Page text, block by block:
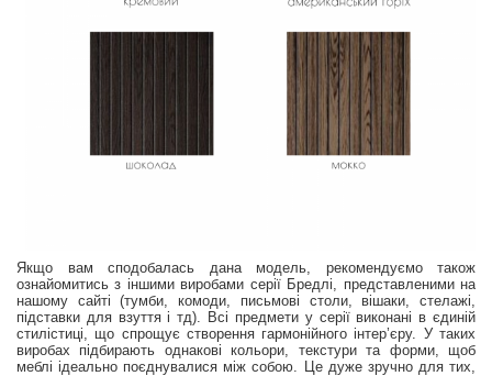
Якщо вам сподобалась дана модель, рекомендуємо також
ознайомитись з іншими виробами серії Бредлі, представленими на
нашому сайті (тумби, комоди, письмові столи, вішаки, стелажі,
підставки для взуття і тд). Всі предмети у серії виконані в єдиній
стилістиці, що спрощує створення гармонійного інтер’єру. У таких
виробах підбирають однакові кольори, текстури та форми, щоб
меблі ідеально поєднувалися між собою. Це дуже зручно для тих,